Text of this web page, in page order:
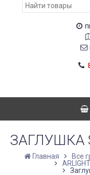
ЗАГЛУШКА
Главная Все